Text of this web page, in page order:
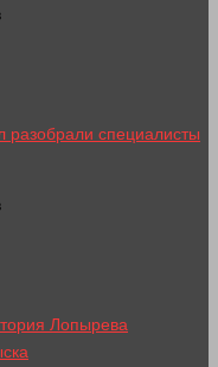
специалисты
Лопырева